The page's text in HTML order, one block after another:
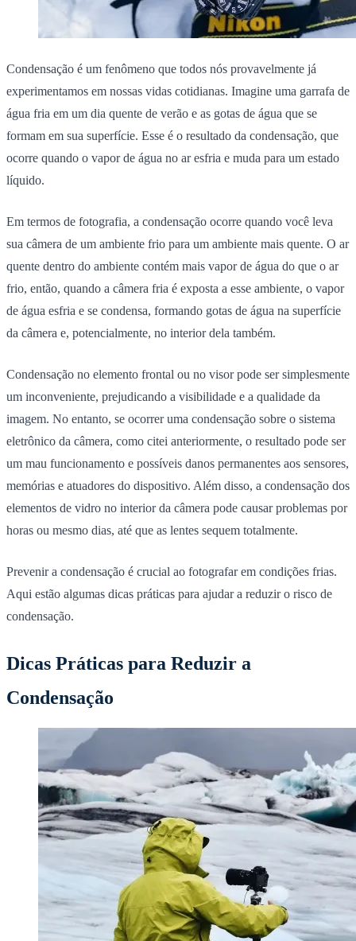
Condensação é um fenômeno que todos nós provavelmente já
experimentamos em nossas vidas cotidianas. Imagine uma garrafa de
água fria em um dia quente de verão e as gotas de água que se
formam em sua superfície. Esse é o resultado da condensação, que
ocorre quando o vapor de água no ar esfria e muda para um estado
líquido.
Em termos de fotografia, a condensação ocorre quando você leva
sua câmera de um ambiente frio para um ambiente mais quente. O ar
quente dentro do ambiente contém mais vapor de água do que o ar
frio, então, quando a câmera fria é exposta a esse ambiente, o vapor
de água esfria e se condensa, formando gotas de água na superfície
da câmera e, potencialmente, no interior dela também.
Condensação no elemento frontal ou no visor pode ser simplesmente
um inconveniente, prejudicando a visibilidade e a qualidade da
imagem. No entanto, se ocorrer uma condensação sobre o sistema
eletrônico da câmera, como citei anteriormente, o resultado pode ser
um mau funcionamento e possíveis danos permanentes aos sensores,
memórias e atuadores do dispositivo. Além disso, a condensação dos
elementos de vidro no interior da câmera pode causar problemas por
horas ou mesmo dias, até que as lentes sequem totalmente.
Prevenir a condensação é crucial ao fotografar em condições frias.
Aqui estão algumas dicas práticas para ajudar a reduzir o risco de
condensação.
Dicas Práticas para Reduzir a
Condensação